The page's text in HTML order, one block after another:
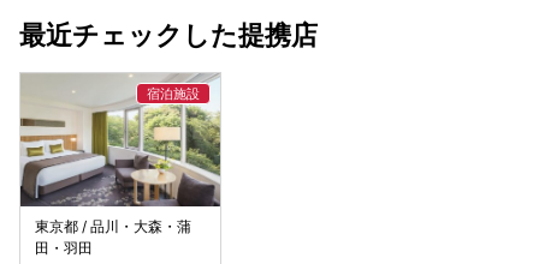
最近チェックした提携店
東京都 / 品川・大森・蒲
田・羽田